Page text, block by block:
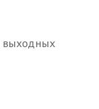
выходных